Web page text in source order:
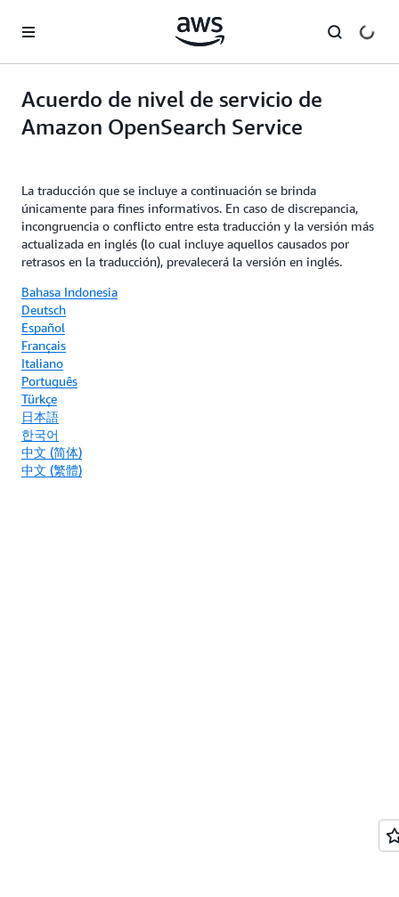
Acuerdo de nivel de servicio de
Amazon OpenSearch Service
La traducción que se incluye a continuación se brinda
únicamente para fines informativos. En caso de discrepancia,
incongruencia o conflicto entre esta traducción y la versión más
actualizada en inglés (lo cual incluye aquellos causados por
retrasos en la traducción), prevalecerá la versión en inglés.
Bahasa Indonesia
Deutsch
Español
Français
Italiano
Português
Türkçe
日本語
한국어
中文 (简体)
中文 (繁體)